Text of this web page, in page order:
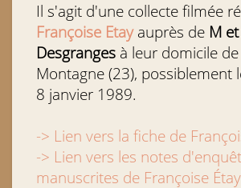
Il s'agit d'une collecte filmée
Françoise Etayauprès de M
Desgranges à leur domicile de
Montagne (23), possiblement
8 janvier 1989.
-> Lien vers la fiche de
-> Lien vers les notes
manuscrites de Françoise Étay